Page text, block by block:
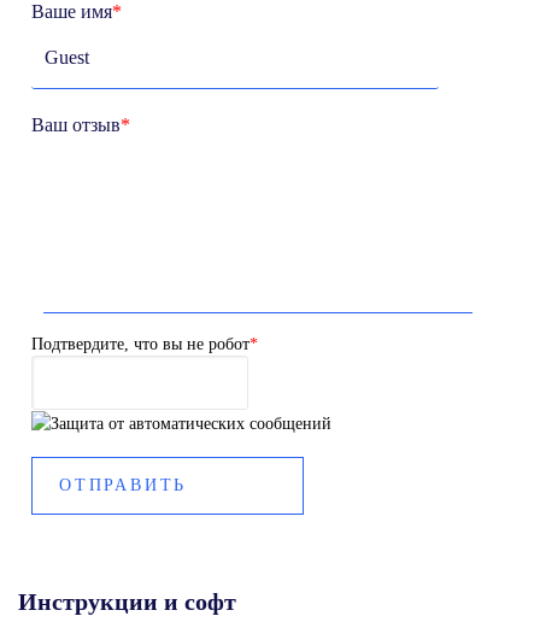
Ваше имя*
Ваш отзыв*
Подтвердите, что вы не робот*
Инструкции и софт